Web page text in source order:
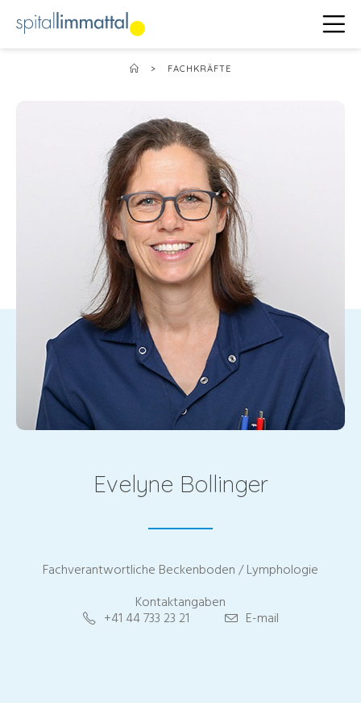
> FACHKRÄFTE
Evelyne Bollinger
Fachverantwortliche Beckenboden / Lymphologie
Kontaktangaben
+41 44 733 23 21 E-mail